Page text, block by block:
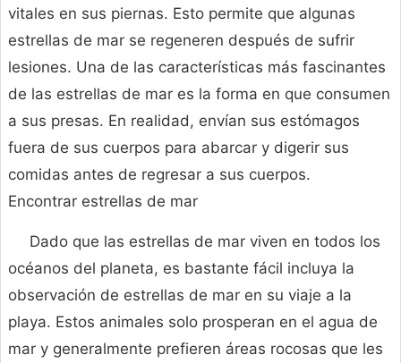
vitales en sus piernas. Esto permite que algunas
estrellas de mar se regeneren después de sufrir
lesiones. Una de las características más fascinantes
de las estrellas de mar es la forma en que consumen
a sus presas. En realidad, envían sus estómagos
fuera de sus cuerpos para abarcar y digerir sus
comidas antes de regresar a sus cuerpos.
Encontrar estrellas de mar
Dado que las estrellas de mar viven en todos los
océanos del planeta, es bastante fácil incluya la
observación de estrellas de mar en su viaje a la
playa. Estos animales solo prosperan en el agua de
mar y generalmente prefieren áreas rocosas que les